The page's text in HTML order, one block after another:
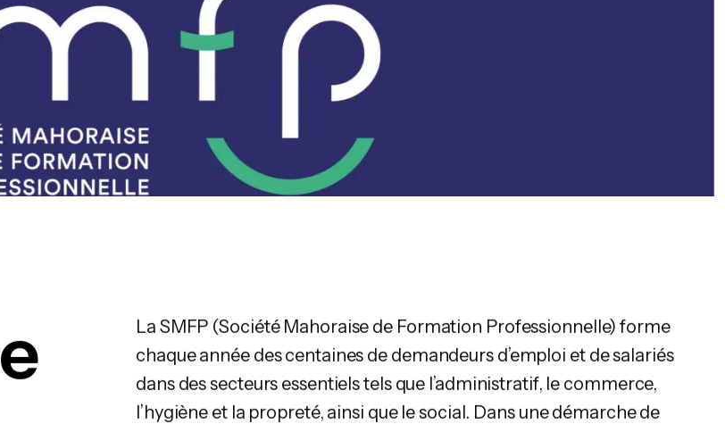
La SMFP (Société Mahoraise de Formation Professionnelle) forme
chaque année des centaines de demandeurs d’emploi et de salariés
dans des secteurs essentiels tels que l’administratif, le commerce,
l’hygiène et la propreté, ainsi que le social. Dans une démarche de